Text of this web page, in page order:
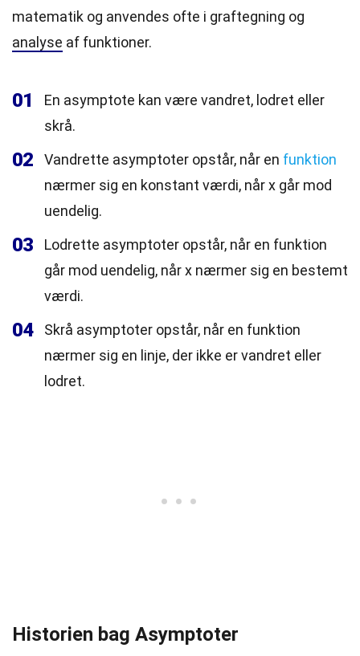
matematik og anvendes ofte i graftegning og
analyse af funktioner.
01
En asymptote kan være vandret, lodret eller
skrå.
02 Vandrette asymptoter opstår, når en funktion
nærmer sig en konstant værdi, når x går mod
uendelig.
03
Lodrette asymptoter opstår, når en funktion
går mod uendelig, når x nærmer sig en bestemt
værdi.
04
Skrå asymptoter opstår, når en funktion
nærmer sig en linje, der ikke er vandret eller
lodret.
Historien bag Asymptoter